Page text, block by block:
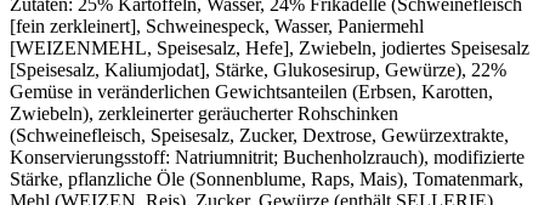
[fein zerkleinert], Schweinespeck, Wasser, Paniermehl
[WEIZENMEHL, Speisesalz, Hefe], Zwiebeln, jodiertes Speisesalz
[Speisesalz, Kaliumjodat], Stärke, Glukosesirup, Gewürze), 22%
Gemüse in veränderlichen Gewichtsanteilen (Erbsen, Karotten,
Zwiebeln), zerkleinerter geräucherter Rohschinken
(Schweinefleisch, Speisesalz, Zucker, Dextrose, Gewürzextrakte,
Konservierungsstoff: Natriumnitrit; Buchenholzrauch), modifizierte
Stärke, pflanzliche Öle (Sonnenblume, Raps, Mais), Tomatenmark,
Mehl (WEIZEN, Reis), Zucker, Gewürze (enthält SELLERIE),